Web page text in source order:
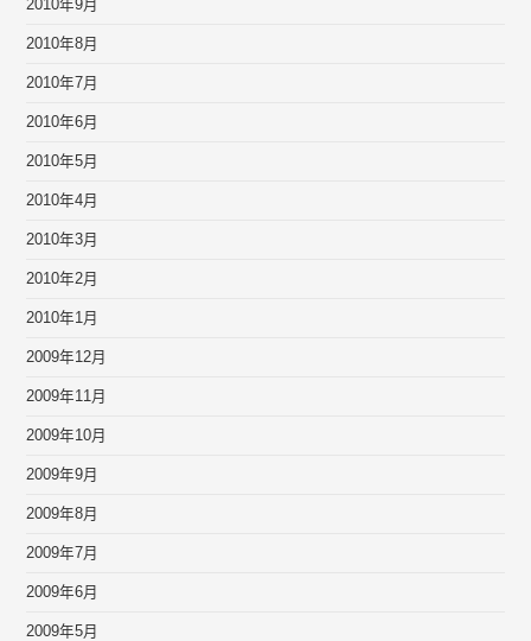
2010年9月
2010年8月
2010年7月
2010年6月
2010年5月
2010年4月
2010年3月
2010年2月
2010年1月
2009年12月
2009年11月
2009年10月
2009年9月
2009年8月
2009年7月
2009年6月
2009年5月